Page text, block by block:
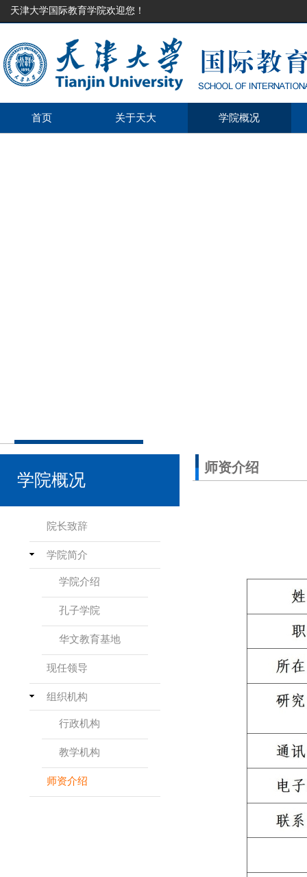
天津大学国际教育学院欢迎您！
首页 关于天大 学院概况
学院概况
院长致辞
学院简介
学院介绍
孔子学院
华文教育基地
现任领导
组织机构
行政机构
教学机构
师资介绍
师资介绍